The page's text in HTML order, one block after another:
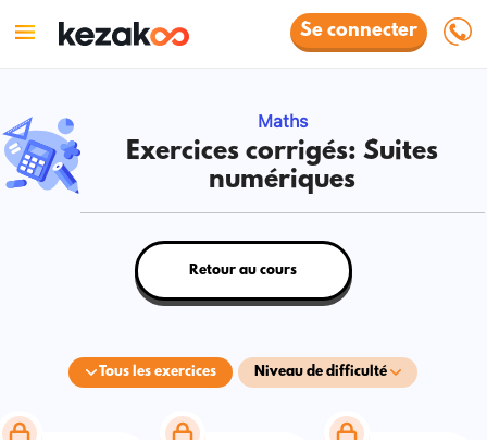
Se connecter
Maths
Exercices corrigés: Suites
numériques
Tous les exercices Niveau de difficulté
Retour au cours